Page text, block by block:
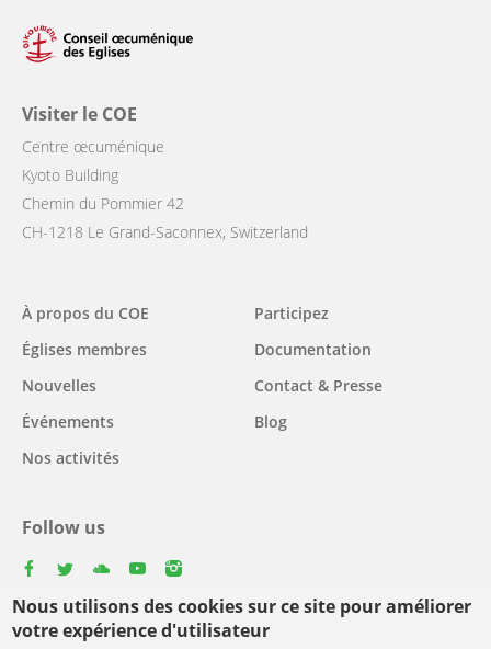
Nous utilisons des cookies sur ce site pour améliorer
votre expérience d'utilisateur
Visiter le COE
Centre œcuménique
Kyoto Building
Chemin du Pommier 42
CH-1218 Le Grand-Saconnex, Switzerland
Main
navigation
À propos du COE
Églises membres
Nouvelles
Événements
Nos activités
Participez
Documentation
Contact & Presse
Blog
Follow us
Select